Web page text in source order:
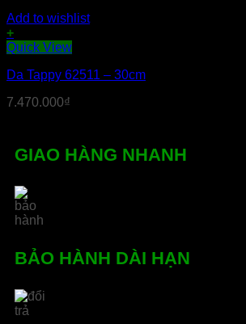
Add to wishlist
+
Quick View
Da Tappy 62511 – 30cm
7.470.000₫
GIAO HÀNG NHANH
BẢO HÀNH DÀI HẠN